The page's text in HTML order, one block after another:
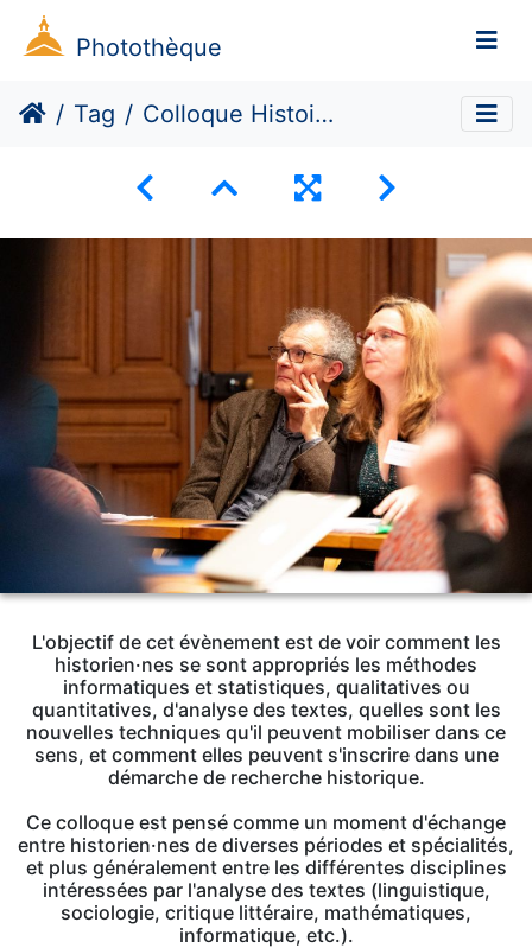
Photothèque
Tag Colloque Histoire, langues et textométrie
L'objectif de cet évènement est de voir comment les
historien·nes se sont appropriés les méthodes
informatiques et statistiques, qualitatives ou
quantitatives, d'analyse des textes, quelles sont les
nouvelles techniques qu'il peuvent mobiliser dans ce
sens, et comment elles peuvent s'inscrire dans une
démarche de recherche historique.
Ce colloque est pensé comme un moment d'échange
entre historien·nes de diverses périodes et spécialités,
et plus généralement entre les différentes disciplines
intéressées par l'analyse des textes (linguistique,
sociologie, critique littéraire, mathématiques,
informatique, etc.).